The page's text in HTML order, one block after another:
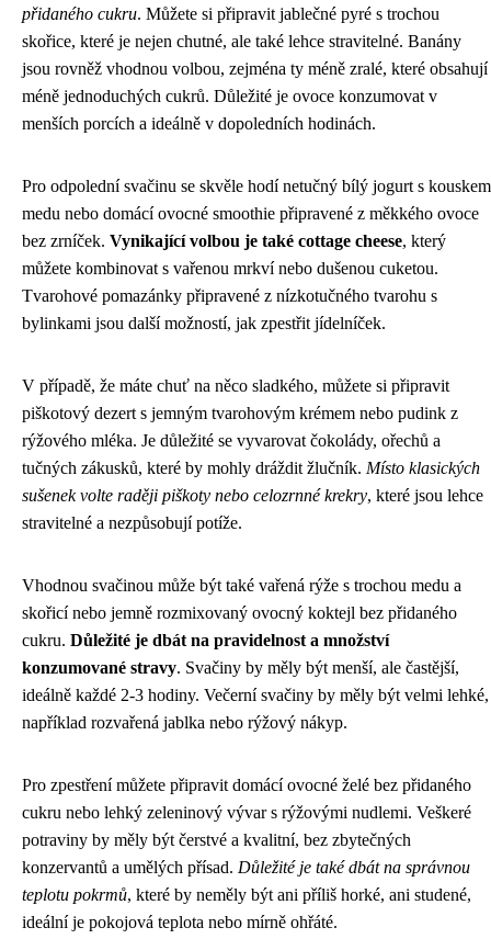
přidaného cukru. Můžete si připravit jablečné pyré s trochou
skořice, které je nejen chutné, ale také lehce stravitelné. Banány
jsou rovněž vhodnou volbou, zejména ty méně zralé, které obsahují
méně jednoduchých cukrů. Důležité je ovoce konzumovat v
menších porcích a ideálně v dopoledních hodinách.
Pro odpolední svačinu se skvěle hodí netučný bílý jogurt s kouskem
medu nebo domácí ovocné smoothie připravené z měkkého ovoce
bez zrníček. Vynikající volbou je také cottage cheese, který
můžete kombinovat s vařenou mrkví nebo dušenou cuketou.
Tvarohové pomazánky připravené z nízkotučného tvarohu s
bylinkami jsou další možností, jak zpestřit jídelníček.
V případě, že máte chuť na něco sladkého, můžete si připravit
piškotový dezert s jemným tvarohovým krémem nebo pudink z
rýžového mléka. Je důležité se vyvarovat čokolády, ořechů a
tučných zákusků, které by mohly dráždit žlučník. Místo klasických
sušenek volte raději piškoty nebo celozrnné krekry, které jsou lehce
stravitelné a nezpůsobují potíže.
Vhodnou svačinou může být také vařená rýže s trochou medu a
skořicí nebo jemně rozmixovaný ovocný koktejl bez přidaného
cukru. Důležité je dbát na pravidelnost a množství
konzumované stravy. Svačiny by měly být menší, ale častější,
ideálně každé 2-3 hodiny. Večerní svačiny by měly být velmi lehké,
například rozvařená jablka nebo rýžový nákyp.
Pro zpestření můžete připravit domácí ovocné želé bez přidaného
cukru nebo lehký zeleninový vývar s rýžovými nudlemi. Veškeré
potraviny by měly být čerstvé a kvalitní, bez zbytečných
konzervantů a umělých přísad. Důležité je také dbát na správnou
teplotu pokrmů, které by neměly být ani příliš horké, ani studené,
ideální je pokojová teplota nebo mírně ohřáté.